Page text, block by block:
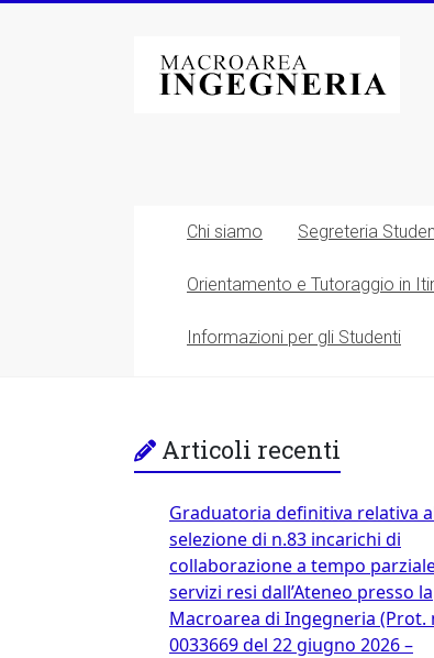
Macroarea
di
Università
degli
Studi
Tor
Vergata
Chi siamo Segreteria
Orientamento e Tutoraggio in
Informazioni per gli Studenti
Articoli recenti
Graduatoria definitiva relativa
selezione di n.83 incarichi di
collaborazione a tempo
servizi resi dall’Ateneo presso la
Macroarea di Ingegneria (Prot.
0033669 del 22 giugno 2026 –